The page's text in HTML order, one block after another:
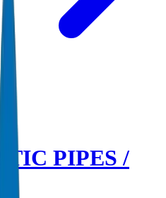
PIPES /